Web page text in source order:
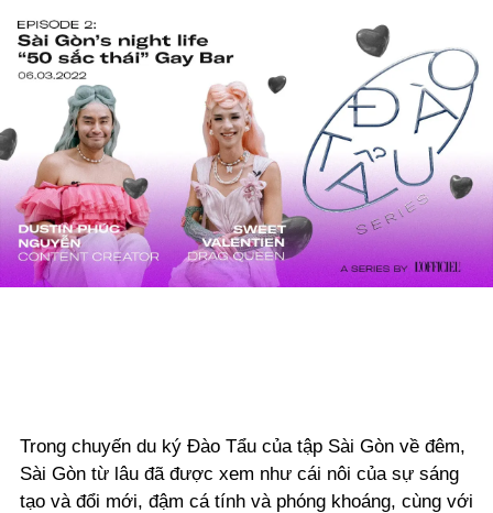
Trong chuyến du ký Đào Tẩu của tập Sài Gòn về đêm,
Sài Gòn từ lâu đã được xem như cái nôi của sự sáng
tạo và đổi mới, đậm cá tính và phóng khoáng, cùng với